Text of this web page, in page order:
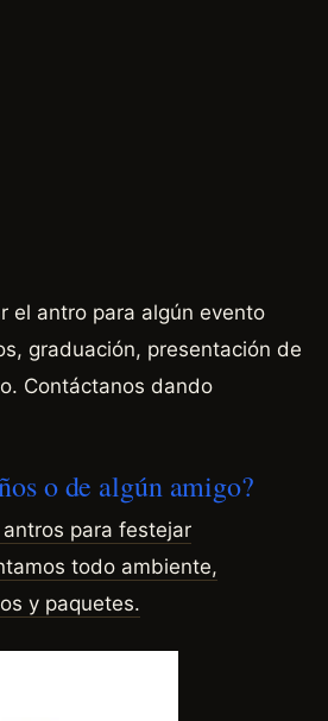
el antro para algún evento
graduación, presentación de
Contáctanos dando
o de algún amigo?
para festejar
todo ambiente,
y paquetes.